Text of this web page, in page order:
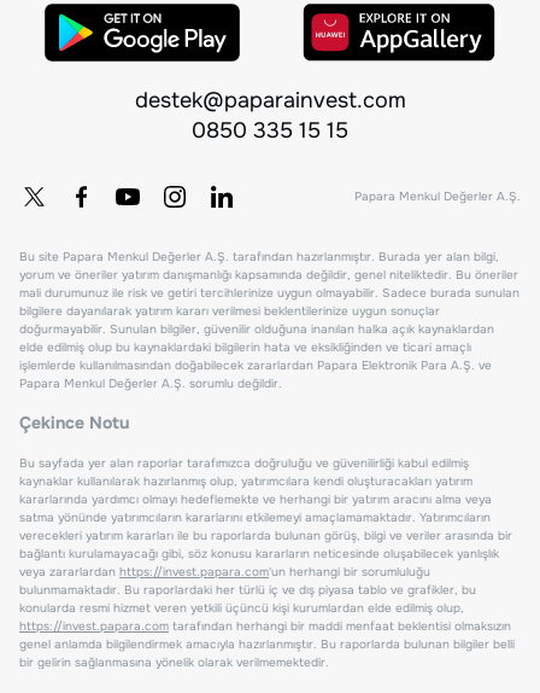
destek@paparainvest.com
0850 335 15 15
Papara Menkul Değerler A.Ş.
Bu site Papara Menkul Değerler A.Ş. tarafından hazırlanmıştır. Burada yer alan bilgi,
yorum ve öneriler yatırım danışmanlığı kapsamında değildir, genel niteliktedir. Bu öneriler
mali durumunuz ile risk ve getiri tercihlerinize uygun olmayabilir. Sadece burada sunulan
bilgilere dayanılarak yatırım kararı verilmesi beklentilerinize uygun sonuçlar
doğurmayabilir. Sunulan bilgiler, güvenilir olduğuna inanılan halka açık kaynaklardan
elde edilmiş olup bu kaynaklardaki bilgilerin hata ve eksikliğinden ve ticari amaçlı
işlemlerde kullanılmasından doğabilecek zararlardan Papara Elektronik Para A.Ş. ve
Papara Menkul Değerler A.Ş. sorumlu değildir.
Çekince Notu
Bu sayfada yer alan raporlar tarafımızca doğruluğu ve güvenilirliği kabul edilmiş
kaynaklar kullanılarak hazırlanmış olup, yatırımcılara kendi oluşturacakları yatırım
kararlarında yardımcı olmayı hedeflemekte ve herhangi bir yatırım aracını alma veya
satma yönünde yatırımcıların kararlarını etkilemeyi amaçlamamaktadır. Yatırımcıların
verecekleri yatırım kararları ile bu raporlarda bulunan görüş, bilgi ve veriler arasında bir
bağlantı kurulamayacağı gibi, söz konusu kararların neticesinde oluşabilecek yanlışlık
veya zararlardan https://invest.papara.com'un herhangi bir sorumluluğu
bulunmamaktadır. Bu raporlardaki her türlü iç ve dış piyasa tablo ve grafikler, bu
konularda resmi hizmet veren yetkili üçüncü kişi kurumlardan elde edilmiş olup,
https://invest.papara.com tarafından herhangi bir maddi menfaat beklentisi olmaksızın
genel anlamda bilgilendirmek amacıyla hazırlanmıştır. Bu raporlarda bulunan bilgiler belli
bir gelirin sağlanmasına yönelik olarak verilmemektedir.